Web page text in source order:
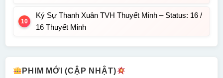
Ký Sự Thanh Xuân TVH Thuyết Minh – Status: 16 /
16 Thuyết Minh
PHIM MỚI (CẬP NHẬT)